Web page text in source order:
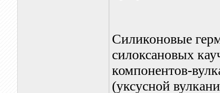
Силиконовые
силоксановых
компонентов-
(уксусной